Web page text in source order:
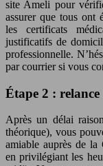
site Ameli pour
assurer que tous ont
les certificats
justificatifs de
professionnelle.
par courrier si vous
Étape 2 :
Après un délai
théorique), vous
amiable auprès de
en privilégiant les